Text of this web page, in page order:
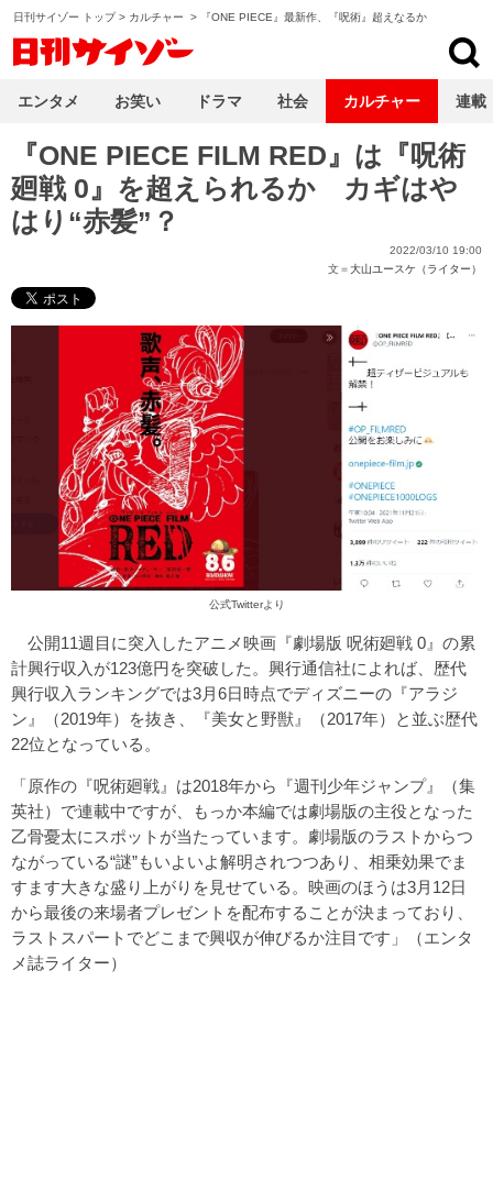
日刊サイゾー トップ> カルチャー > 『ONE PIECE』最新作、『呪術』超えなるか
『ONE PIECE FILM RED』は『呪術
廻戦 0』を超えられるか カギはや
はり“赤髪”？
2022/03/10 19:00
文＝大山ユースケ（ライター）
公式Twitterより
公開11週目に突入したアニメ映画『劇場版 呪術廻戦 0』の累
計興行収入が123億円を突破した。興行通信社によれば、歴代
興行収入ランキングでは3月6日時点でディズニーの『アラジ
ン』（2019年）を抜き、『美女と野獣』（2017年）と並ぶ歴代
22位となっている。
「原作の『呪術廻戦』は2018年から『週刊少年ジャンプ』（集
英社）で連載中ですが、もっか本編では劇場版の主役となった
乙骨憂太にスポットが当たっています。劇場版のラストからつ
ながっている“謎”もいよいよ解明されつつあり、相乗効果でま
すます大きな盛り上がりを見せている。映画のほうは3月12日
から最後の来場者プレゼントを配布することが決まっており、
ラストスパートでどこまで興収が伸びるか注目です」（エンタ
メ誌ライター）
エンタメ お笑い ドラマ 社会 カルチャー 連載